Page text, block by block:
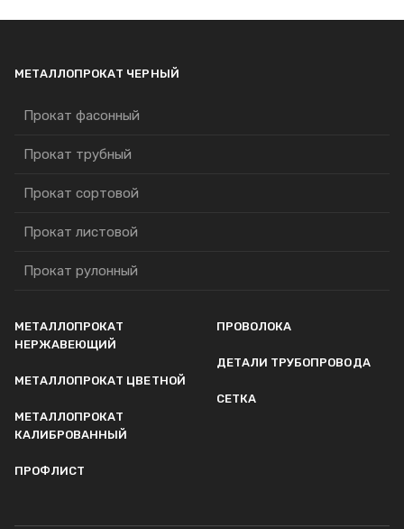
МЕТАЛЛОПРОКАТ ЧЕРНЫЙ
Прокат фасонный
Прокат трубный
Прокат сортовой
Прокат листовой
Прокат рулонный
МЕТАЛЛОПРОКАТ
НЕРЖАВЕЮЩИЙ
МЕТАЛЛОПРОКАТ ЦВЕТНОЙ
МЕТАЛЛОПРОКАТ
КАЛИБРОВАННЫЙ
ПРОФЛИСТ
ПРОВОЛОКА
ДЕТАЛИ ТРУБОПРОВОДА
СЕТКА